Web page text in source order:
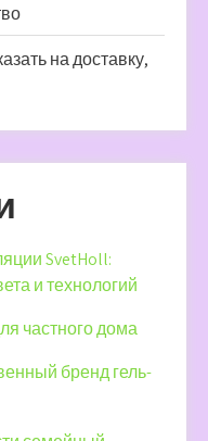
на доставку,
SvetHoll:
и технологий
частного дома
бренд гель-